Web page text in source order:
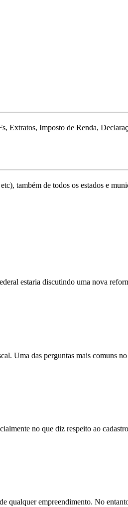
Extratos, Imposto de Renda,
também de todos os estados e
estaria discutindo uma nova
Uma das perguntas mais comuns
no que diz respeito ao
qualquer empreendimento. No